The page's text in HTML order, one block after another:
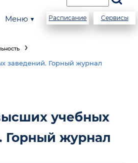
Меню ▼ Расписание Сервисы
заведений. Горный журнал
учебных
Горный журнал